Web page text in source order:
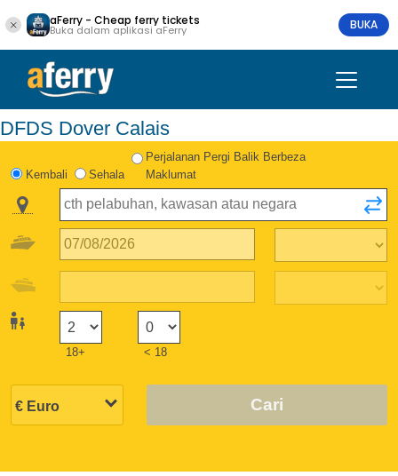
aFerry - Cheap ferry tickets
Buka dalam aplikasi aFerry BUKA
DFDS Dover Calais
Kembali Sehala
Perjalanan Pergi Balik Berbeza
Maklumat
18+ < 18
Cari